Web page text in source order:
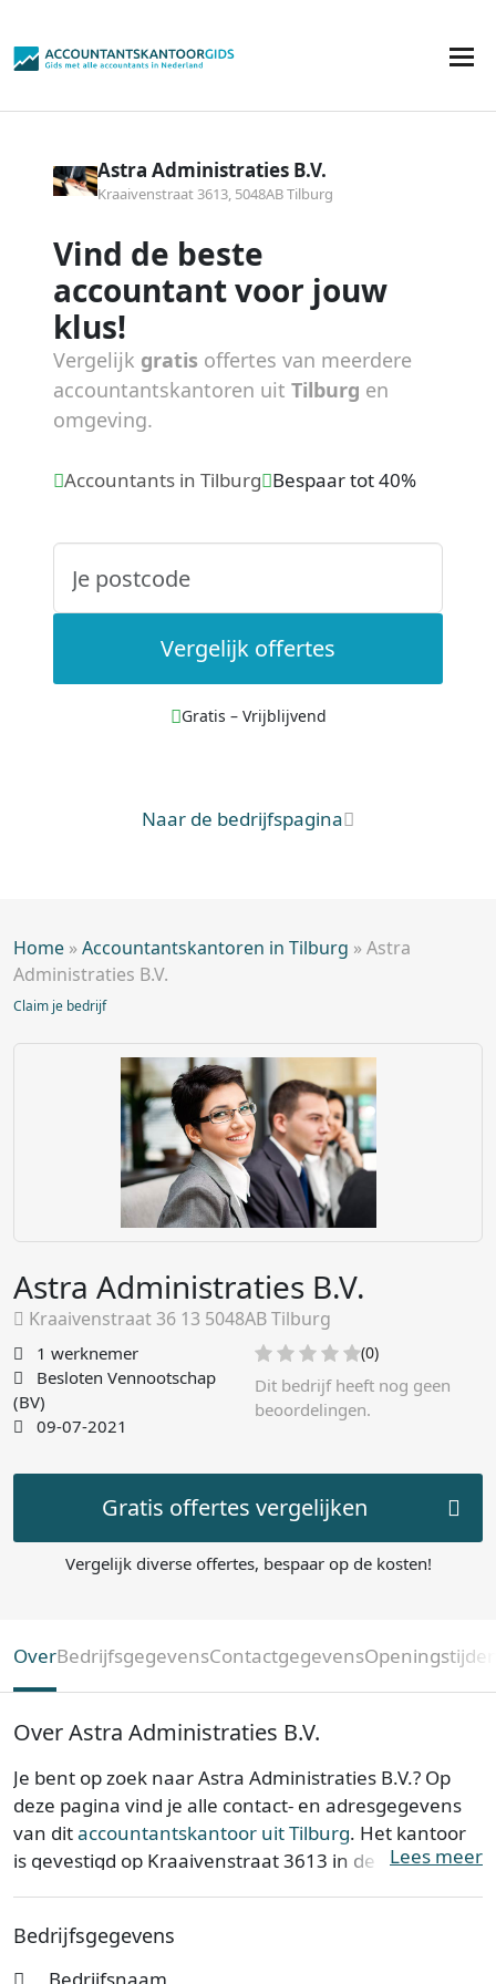
Astra Administraties B.V.
Kraaivenstraat 3613, 5048AB Tilburg
Vind de beste
accountant voor jouw
klus!
Vergelijk gratis offertes van meerdere
accountantskantoren uit Tilburg en
omgeving.
Accountants in Tilburg Bespaar tot 40%
Vergelijk offertes
Gratis – Vrijblijvend
Naar de bedrijfspagina
Home »Accountantskantoren in Tilburg »Astra
Administraties B.V.
Claim je bedrijf
Astra Administraties B.V.
Kraaivenstraat 36 13 5048AB Tilburg
1 werknemer
Besloten Vennootschap
(BV)
09-07-2021
(0)
Dit bedrijf heeft nog geen
beoordelingen.
Gratis offertes vergelijken
Vergelijk diverse offertes, bespaar op de kosten!
OverBedrijfsgegevensContactgegevens
Over Astra Administraties B.V.
Je bent op zoek naar Astra Administraties B.V.? Op
deze pagina vind je alle contact- en adresgegevens
van ditaccountantskantoor uit Tilburg. Het kantoor
is gevestigd op Kraaivenstraat 3613 in de provincie
Lees meer
Bedrijfsgegevens